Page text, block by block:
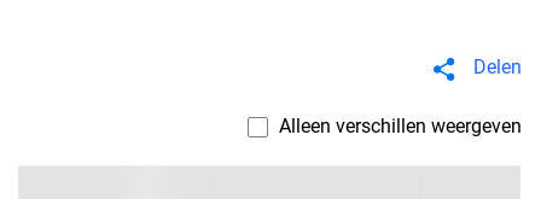
Delen
Alleen verschillen weergeven